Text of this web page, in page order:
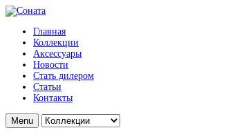
Главная
Коллекции
Аксессуары
Новости
Стать дилером
Статьи
Контакты
Menu